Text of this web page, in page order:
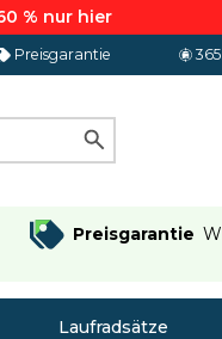
% nur hier
Preisgarantie
Preisgarantie
Laufradsätze